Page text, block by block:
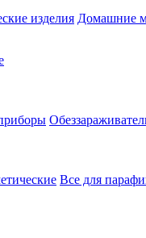
изделия Домашние
Все для